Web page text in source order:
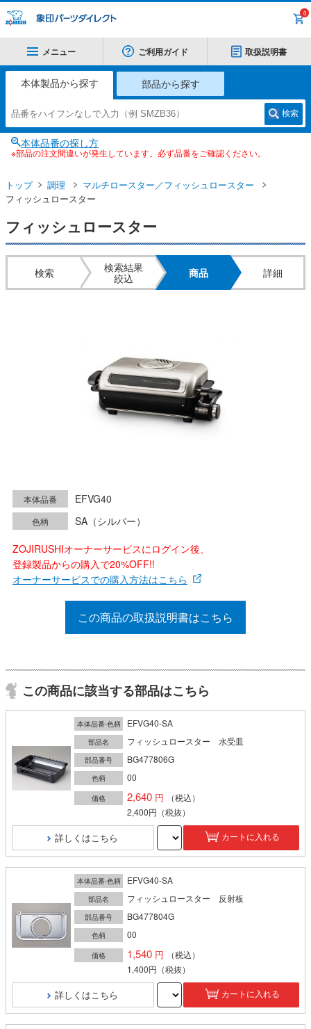
0
メニュー ご利用ガイド 取扱説明書
本体製品から探す 部品から探す
検索
本体品番の探し方
※部品の注文間違いが発生しています。必ず品番をご確認ください。
トップ 調理
マルチロースター／フィッシュロースター
フィッシュロースター
フィッシュロースター
検索
検索結果
絞込
商品 詳細
本体品番 EFVG40
色柄
SA（シルバー）
ZOJIRUSHIオーナーサービスにログイン後、
登録製品からの購入で20%OFF!!
オーナーサービスでの購入方法はこちら
この商品の取扱説明書はこちら
この商品に該当する部品はこちら
本体品番-色柄 EFVG40-SA
部品名 フィッシュロースター 水受皿
部品番号 BG477806G
色柄 00
価格 2,640
（税込）
2,400円 （税抜）
詳しくはこちら カートに入れる
本体品番-色柄 EFVG40-SA
部品名 フィッシュロースター 反射板
部品番号 BG477804G
色柄 00
価格 1,540
（税込）
1,400円 （税抜）
詳しくはこちら カートに入れる